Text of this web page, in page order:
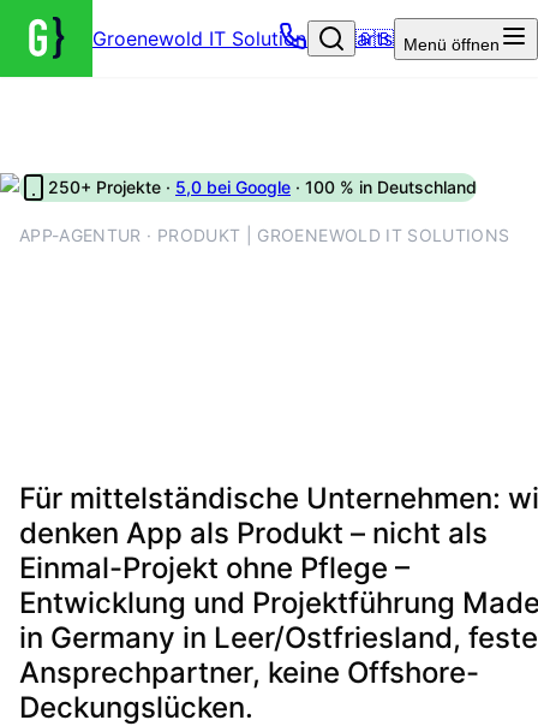
Groenewold IT Solutions – Startseite
🇬🇧 Menü öffnen
250+ Projekte · 5,0 bei Google · 100 % in Deutschland
APP-AGENTUR · PRODUKT | GROENEWOLD IT SOLUTIONS
Für mittelständische Unternehmen:
denken App als Produkt – nicht als
Einmal-Projekt ohne Pflege –
Entwicklung und Projektführung
in Germany in Leer/Ostfriesland, feste
Ansprechpartner, keine Offshore-
Deckungslücken.